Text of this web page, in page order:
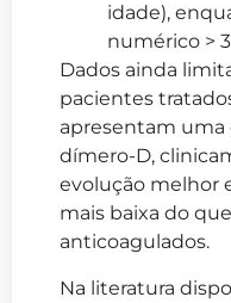
idade),
numérico >
Dados ainda
pacientes
apresentam uma
dímero-D,
evolução melhor
mais baixa do
anticoagulados.
Na literatura